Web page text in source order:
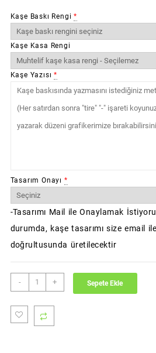
Kaşe Baskı Rengi *
Kaşe Kasa Rengi
Kaşe Yazısı *
Tasarım Onayı *
-Tasarımı Mail ile Onaylamak
durumda, kaşe tasarımı size email ile
doğrultusunda üretilecektir
-
MobiStamps
Print
adet
+ Sepete Ekle